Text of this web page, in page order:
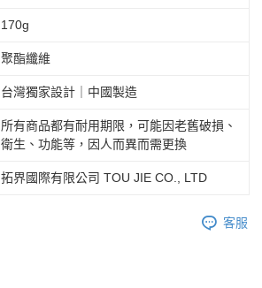
170g
聚酯纖維
台灣獨家設計｜中國製造
所有商品都有耐用期限，可能因老舊破損、
衛生、功能等，因人而異而需更換
拓界國際有限公司 TOU JIE CO., LTD
客服